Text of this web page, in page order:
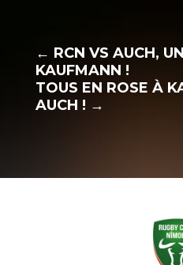
← RCN VS AUCH,
KAUFMANN !
TOUS EN ROSE À
AUCH ! →